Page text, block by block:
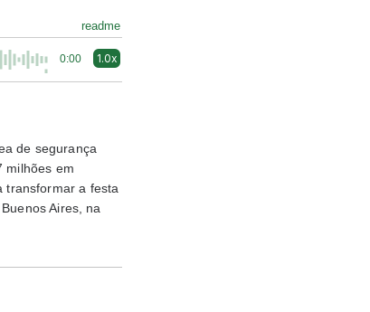
readme
0:00 1.0x
de segurança
milhões em
transformar a festa
Aires, na